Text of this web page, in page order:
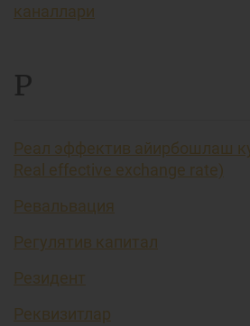
каналлари
Р
Реал эффектив айирбошлаш
Real effective exchange rate)
Ревальвация
Регулятив капитал
Резидент
Реквизитлар